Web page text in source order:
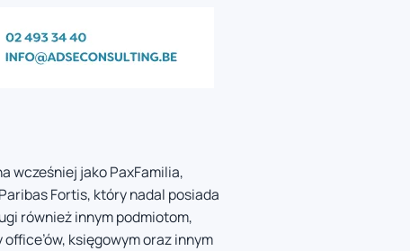
wcześniej jako PaxFamilia,
Fortis, który nadal posiada
również innym podmiotom,
księgowym oraz innym